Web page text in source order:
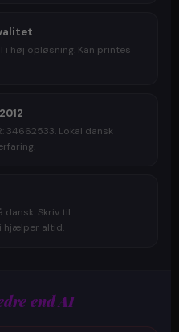
i høj opløsning. Kan printes
34662533. Lokal dansk
dansk. Skriv til
hjælper altid.
end AI